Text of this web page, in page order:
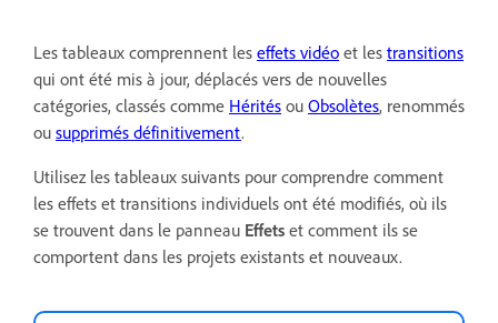
Les tableaux comprennent les effets vidéo et les transitions
qui ont été mis à jour, déplacés vers de nouvelles
catégories, classés comme Hérités ou Obsolètes, renommés
ou supprimés définitivement.
Utilisez les tableaux suivants pour comprendre comment
les effets et transitions individuels ont été modifiés, où ils
se trouvent dans le panneau Effets et comment ils se
comportent dans les projets existants et nouveaux.